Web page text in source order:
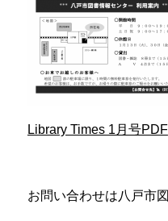
Library Times 1月号PDF
お問い合わせは八戸市